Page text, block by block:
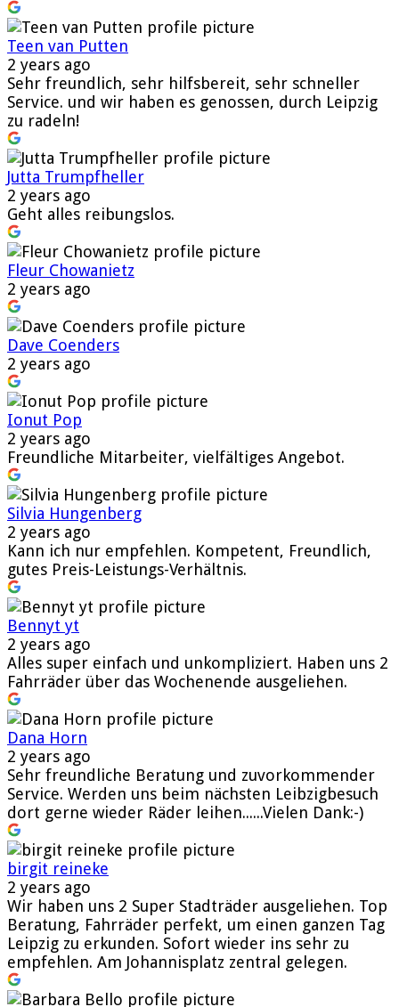
Teen van Putten
2 years ago
Sehr freundlich, sehr hilfsbereit, sehr schneller
Service. und wir haben es genossen, durch Leipzig
zu radeln!
Jutta Trumpfheller
2 years ago
Geht alles reibungslos.
Fleur Chowanietz
2 years ago
Dave Coenders
2 years ago
Ionut Pop
2 years ago
Freundliche Mitarbeiter, vielfältiges Angebot.
Silvia Hungenberg
2 years ago
Kann ich nur empfehlen. Kompetent, Freundlich,
gutes Preis-Leistungs-Verhältnis.
Bennyt yt
2 years ago
Alles super einfach und unkompliziert. Haben uns 2
Fahrräder über das Wochenende ausgeliehen.
Dana Horn
2 years ago
Sehr freundliche Beratung und zuvorkommender
Service. Werden uns beim nächsten Leibzigbesuch
dort gerne wieder Räder leihen......Vielen Dank:-)
birgit reineke
2 years ago
Wir haben uns 2 Super Stadträder ausgeliehen. Top
Beratung, Fahrräder perfekt, um einen ganzen Tag
Leipzig zu erkunden. Sofort wieder ins sehr zu
empfehlen. Am Johannisplatz zentral gelegen.